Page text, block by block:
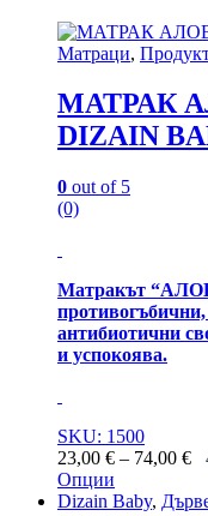
options
may
be
chosen
on
the
product
page
Матраци,
МАТРАК
DIZAIN
0 out of 5
(0)
Матракът
антибиотични
и успокоява.
SKU: 1500
23,00 € – 74,00 €
Опции
This
Dizain Baby,